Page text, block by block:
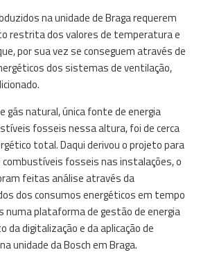
na unidade de Braga requerem
restrita dos valores de temperatura e
por sua vez se conseguem através de
dos sistemas de ventilação,
gás natural, única fonte de energia
fosseis nessa altura, foi de cerca
total. Daqui derivou o projeto para
fosseis nas instalações, o
feitas análise através da
dos consumos energéticos em tempo
numa plataforma de gestão de energia
da digitalização e da aplicação de
unidade da Bosch em Braga.